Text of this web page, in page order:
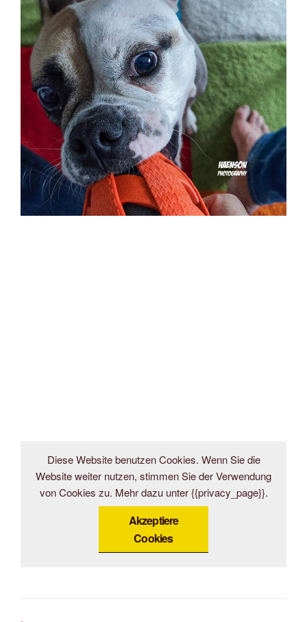
Diese Website benutzen Cookies. Wenn Sie die
Website weiter nutzen, stimmen Sie der Verwendung
von Cookies zu. Mehr dazu unter {{privacy_page}}.
Akzeptiere
Cookies